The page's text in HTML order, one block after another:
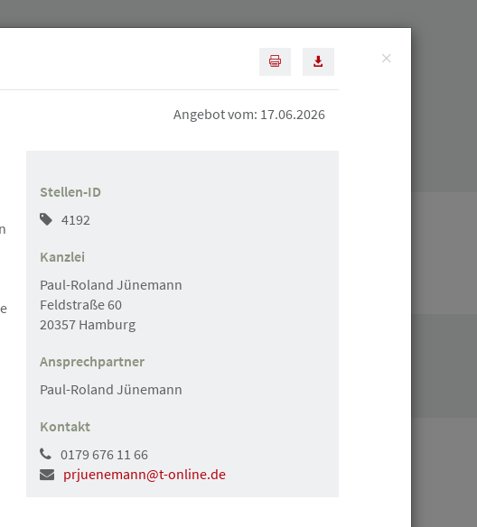
Suchen
×
Diese Seite druckenArtikel als PDF speichern
Angebot vom: 17.06.2026
Stellen-ID
4192
Kanzlei
Paul-Roland Jünemann
Feldstraße 60
20357 Hamburg
Ansprechpartner
Paul-Roland Jünemann
Kontakt
0179 676 11 66
prjuenemann@t-online.de